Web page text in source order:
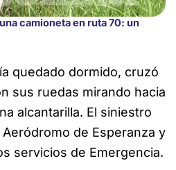
camioneta en ruta 70: un
quedado dormido, cruzó
sus ruedas mirando hacia
alcantarilla. El siniestro
de Esperanza y
servicios de Emergencia.